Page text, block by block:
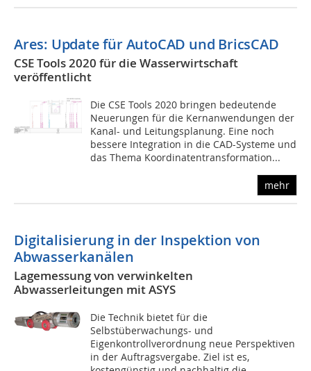
Ares: Update für AutoCAD und BricsCAD
CSE Tools 2020 für die Wasserwirtschaft
veröffentlicht
Die CSE Tools 2020 bringen bedeutende
Neuerungen für die Kernanwendungen der
Kanal- und Leitungsplanung. Eine noch
bessere Integration in die CAD-Systeme und
das Thema Koordinatentransformation...
mehr
Digitalisierung in der Inspektion von
Abwasserkanälen
Lagemessung von verwinkelten
Abwasserleitungen mit ASYS
Die Technik bietet für die
Selbstüberwachungs- und
Eigenkontrollverordnung neue Perspektiven
in der Auftragsvergabe. Ziel ist es,